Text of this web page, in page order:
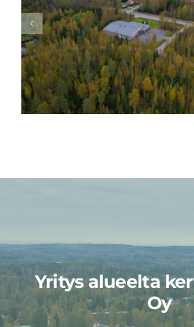
Yritys alueelta
Oy